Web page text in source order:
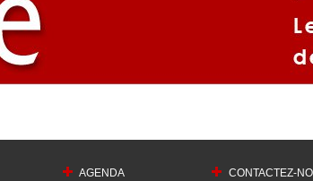
AGENDA CONTACTEZ-